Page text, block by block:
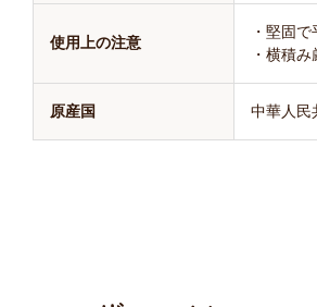
使用上の注意
・堅固
・横積
原産国 中華人民